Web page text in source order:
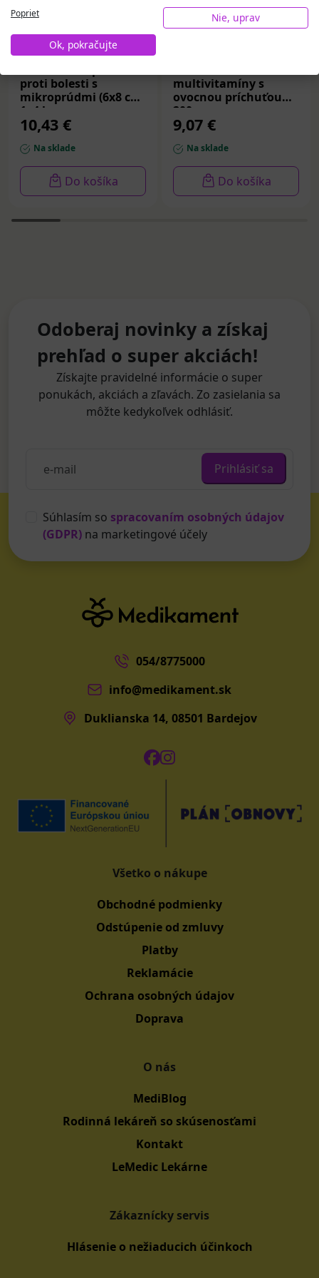
proti bolesti s
mikroprúdmi (6x8 cm)
1x4 ks
10,43 €
Na sklade
Do košíka
multivitamíny s
ovocnou príchuťou
200 g
9,07 €
Na sklade
Do košíka
Odoberaj novinky a získaj
prehľad o super akciách!
Získajte pravidelné informácie o super
ponukách, akciách a zľavách. Zo zasielania sa
môžte kedykoľvek odhlásiť.
Prihlásiť sa
Súhlasím so spracovaním osobných údajov
(GDPR) na marketingové účely
054/8775000
info@medikament.sk
Duklianska 14, 08501 Bardejov
Všetko o nákupe
Obchodné podmienky
Odstúpenie od zmluvy
Platby
Reklamácie
Ochrana osobných údajov
Doprava
O nás
MediBlog
Rodinná lekáreň so skúsenosťami
Kontakt
LeMedic Lekárne
Zákaznícky servis
Hlásenie o nežiaducich účinkoch
Poprieť
Nie, uprav
Ok, pokračujte